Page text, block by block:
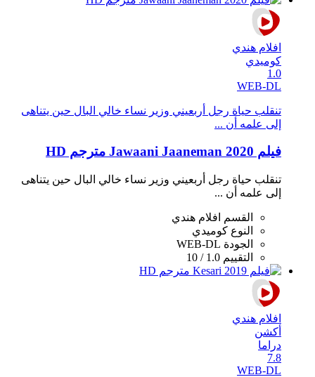
افلام هندي
كوميدي
1.0
WEB-DL
تنقلب حياة رجل أربعيني وزير نساء خالي البال حين يتناهى
إلى علمه أن ...
فيلم Jawaani Jaaneman 2020 مترجم HD
تنقلب حياة رجل أربعيني وزير نساء خالي البال حين يتناهى
إلى علمه أن ...
القسم
افلام هندي
النوع كوميدي
الجودة WEB-DL
التقييم 1.0 / 10
افلام هندي
أكشن
دراما
7.8
WEB-DL